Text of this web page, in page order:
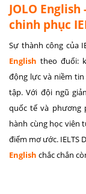
JOLO
chinh phục
Sự thành công của
English theo đuổi:
động lực và niềm
tập. Với đội ngũ
quốc tế và phương
hành cùng học viên
điểm mơ ước. IELTS
English chắc chắn